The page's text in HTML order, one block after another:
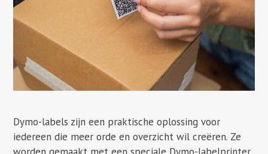
Dymo-labels zijn een praktische oplossing voor
iedereen die meer orde en overzicht wil creëren. Ze